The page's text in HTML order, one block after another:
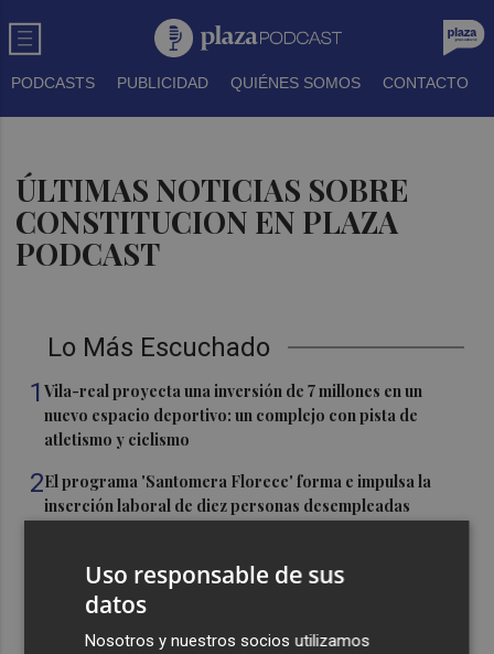
PODCASTS PUBLICIDAD QUIÉNES SOMOS CONTACTO
ÚLTIMAS NOTICIAS SOBRE
CONSTITUCION EN PLAZA
PODCAST
Lo Más Escuchado
1Vila-real proyecta una inversión de 7 millones en un
nuevo espacio deportivo: un complejo con pista de
atletismo y ciclismo
2El programa 'Santomera Florece' forma e impulsa la
inserción laboral de diez personas desempleadas
1.600 usos en sus primeras cinco semanas de vida
El portero brasileño David Allan ficha por el Jimbee
Cartagena con ficha del filial
Uso responsable de sus
datos
Nosotros y nuestros socios utilizamos